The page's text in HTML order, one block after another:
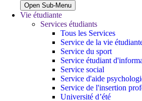
Open Sub-Menu
Vie étudiante
Services étudiants
Tous les Services
Service de la vie
Service du sport
Service étudiant
Service social
Service d'aide
Service de l'insertion
Université d’été